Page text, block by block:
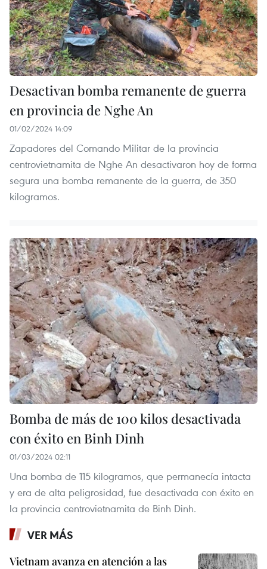
Desactivan bomba remanente de guerra
en provincia de Nghe An
01/02/2024 14:09
Zapadores del Comando Militar de la provincia
centrovietnamita de Nghe An desactivaron hoy de forma
segura una bomba remanente de la guerra, de 350
kilogramos.
Bomba de más de 100 kilos desactivada
con éxito en Binh Dinh
01/03/2024 02:11
Una bomba de 115 kilogramos, que permanecía intacta
y era de alta peligrosidad, fue desactivada con éxito en
la provincia centrovietnamita de Binh Dinh.
VER MÁS
Vietnam avanza en atención a las